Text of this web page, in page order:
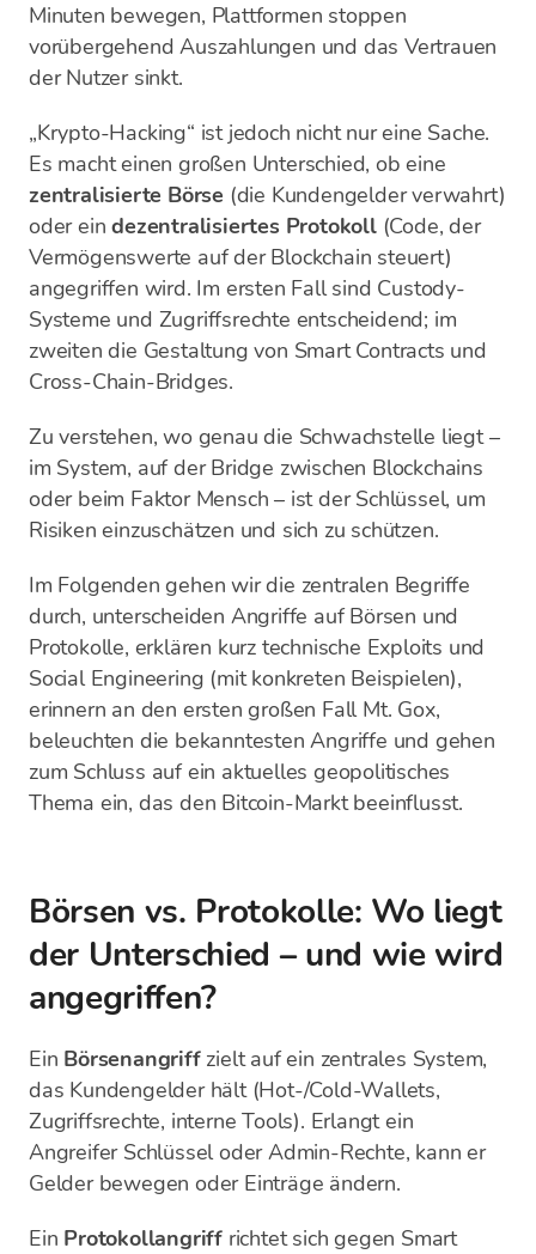
Minuten bewegen, Plattformen stoppen
vorübergehend Auszahlungen und das Vertrauen
der Nutzer sinkt.
„Krypto-Hacking“ ist jedoch nicht nur eine Sache.
Es macht einen großen Unterschied, ob eine
zentralisierte Börse (die Kundengelder verwahrt)
oder eindezentralisiertes Protokoll(Code, der
Vermögenswerte auf der Blockchain steuert)
angegriffen wird. Im ersten Fall sind Custody-
Systeme und Zugriffsrechte entscheidend; im
zweiten die Gestaltung von Smart Contracts und
Cross-Chain-Bridges.
Zu verstehen, wo genau die Schwachstelle liegt –
im System, auf der Bridge zwischen Blockchains
oder beim Faktor Mensch – ist der Schlüssel, um
Risiken einzuschätzen und sich zu schützen.
Im Folgenden gehen wir die zentralen Begriffe
durch, unterscheiden Angriffe auf Börsen und
Protokolle, erklären kurz technische Exploits und
Social Engineering (mit konkreten Beispielen),
erinnern an den ersten großen Fall Mt. Gox,
beleuchten die bekanntesten Angriffe und gehen
zum Schluss auf ein aktuelles geopolitisches
Thema ein, das den Bitcoin-Markt beeinflusst.
Börsen vs. Protokolle: Wo liegt
der Unterschied – und wie wird
angegriffen?
Ein Börsenangriffzielt auf ein zentrales System,
das Kundengelder hält (Hot-/Cold-Wallets,
Zugriffsrechte, interne Tools). Erlangt ein
Angreifer Schlüssel oder Admin-Rechte, kann er
Gelder bewegen oder Einträge ändern.
Ein Protokollangriff richtet sich gegen Smart